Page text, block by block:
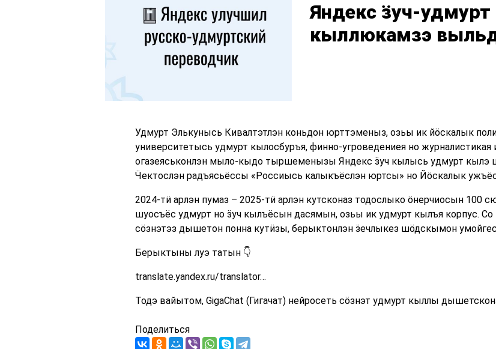
Яндекс ӟуч-удмурт
кыллюкамзэ
Удмурт Элькунысь Кивалтэтлэн коньдон юрттэменыз, озьы ик йӧскалык
университетысь удмурт кылосбуръя, финно-угроведениея но журналистикая
огазеяськонлэн мыло-кыдо тыршеменызы Яндекс ӟуч кылысь удмурт кылэ
Ӵектослэн радъясьёссы «Россиысь калыкъёслэн юртсы» но Йӧскалык
2024-тӥ арлэн пумаз – 2025-тӥ арлэн кутсконаз тодослыко ӧнерчиосын 100
шуосъёс удмурт но ӟуч кылъёсын дасямын, озьы ик удмурт кылъя корпус.
сӧзнэтэз дышетон понна кутӥзы, берыктонлэн ӟечлыкез шӧдскымон умойгес
Берыктыны луэ татын 👇
translate.yandex.ru/translator…
Тодэ вайытом, GigaChat (Гигачат) нейросеть сӧзнэт удмурт кыллы
Поделиться